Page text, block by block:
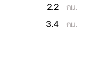
2.2 กม.
3.4 กม.